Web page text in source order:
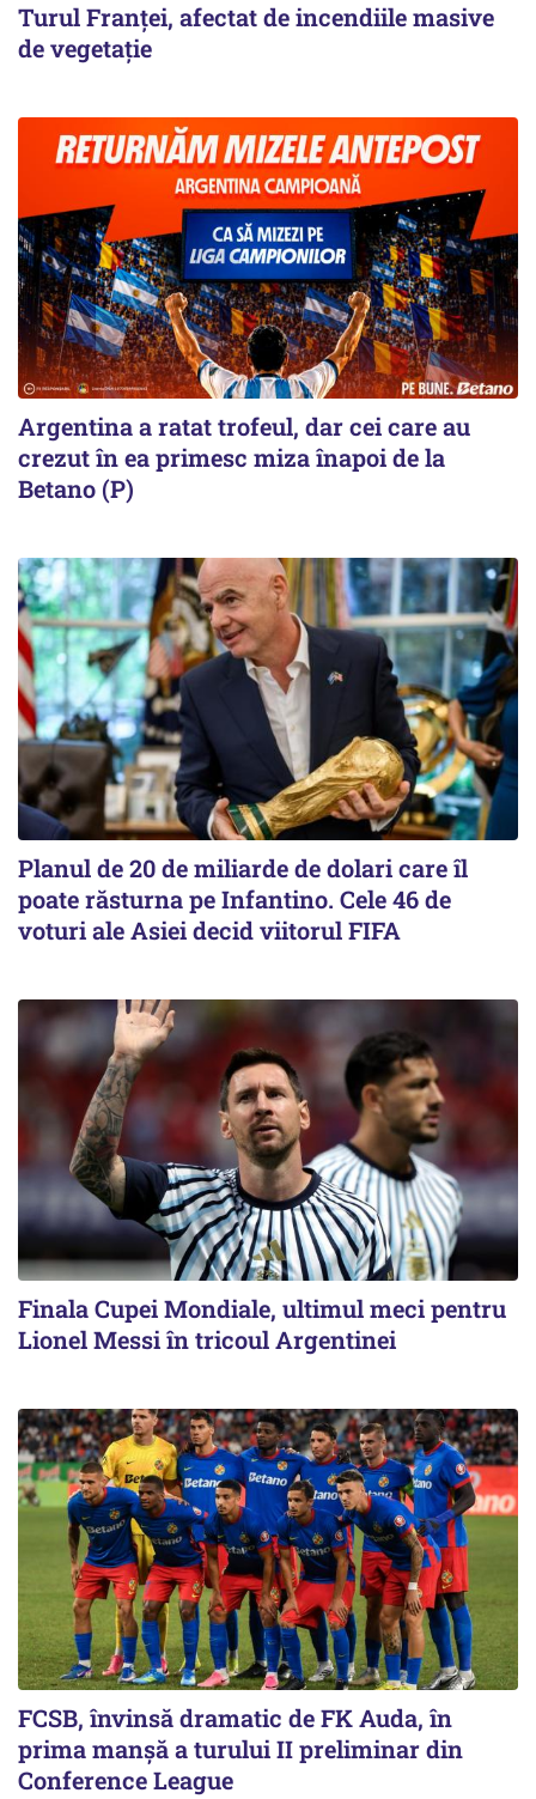
Turul Franţei, afectat de incendiile masive
de vegetaţie
Argentina a ratat trofeul, dar cei care au
crezut în ea primesc miza înapoi de la
Betano (P)
Planul de 20 de miliarde de dolari care îl
poate răsturna pe Infantino. Cele 46 de
voturi ale Asiei decid viitorul FIFA
Finala Cupei Mondiale, ultimul meci pentru
Lionel Messi în tricoul Argentinei
FCSB, învinsă dramatic de FK Auda, în
prima manșă a turului II preliminar din
Conference League